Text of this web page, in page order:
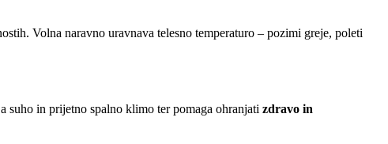
Volna naravno uravnava telesno temperaturo – pozimi greje, poleti
suho in prijetno spalno klimo ter pomaga ohranjati zdravo in